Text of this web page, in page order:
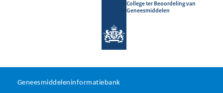
College ter Beoordeling van
Geneesmiddelen
U
Geneesmiddeleninformatiebank